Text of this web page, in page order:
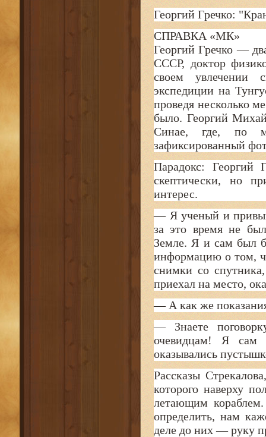
Георгий Гречко:
СПРАВКА «МК»
Георгий Гречко —
СССР, доктор
своем увлечении
экспедиции на
проведя несколько
было. Георгий
Синае, где, по
зафиксированный
Парадокс: Георгий
скептически, но
интерес.
— Я ученый и
за это время не
Земле. Я и сам был
информацию о том,
снимки со
приехал на место,
— А как же
— Знаете
очевидцам! Я сам
оказывались
Рассказы
которого наверху
летающим
определить, нам
деле до них — руку